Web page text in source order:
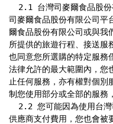
司麥爾食品股份有限公司平
爾食品股份有限公司或與我
所提供的旅遊行程、接送服
也同意您所選購的特定服務
法律允許的最大範圍內，您
止任何服務，亦有權對個別
制您使用部分或全部的服務
供應商支付費用，您也會被